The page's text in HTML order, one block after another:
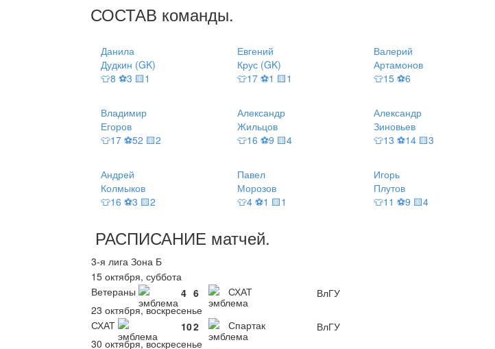
СОСТАВ команды.
Данила
Дудкин (GK)
👕8 ⚽3 🟨1
Евгений
Крус (GK)
👕17 ⚽1 🟨1
Валерий
Артамонов
👕15 ⚽6
Владимир
Егоров
👕17 ⚽52 🟨2
Александр
Жильцов
👕16 ⚽9 🟨4
Александр
Зиновьев
👕13 ⚽14 🟨3
Андрей
Колмыков
👕16 ⚽3 🟨2
Павел
Морозов
👕4 ⚽1 🟨1
Игорь
Плутов
👕11 ⚽9 🟨4
РАСПИСАНИЕ матчей.
3-я лига Зона Б
15 октября, суббота
Ветераны
4 6 СХАТ
ВлГУ
23 октября, воскресенье
СХАТ
102 Спартак
ВлГУ
30 октября, воскресенье